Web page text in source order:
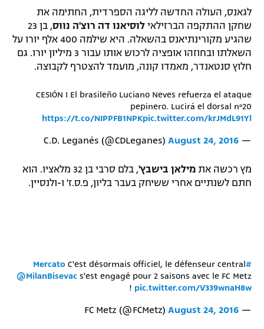
לגאנס, העולה החדשה לליגה הספרדית, החתימה את
שחקן ההתקפה הברזילאי לוסיאנו דה רוצ'ה נווס
, בן 23
שהגיע מקורינתיאנס בהשאלה. היא שילמה 400 אלף יורו על
השאלתו ובחוזהו אופציה לרכוש אותו עבור 3 מיליון יורו. גם
חלוץ סנטאנדר, מאמדו קונה, מועמד להצטרף לקבוצה.
CESIÓN I El brasileño Luciano Neves refuerza el ataque
pepinero. Lucirá el dorsal nº20
https://t.co/NIPPFB1NPKpic.twitter.com/krJMdL91Yl
— C.D. Leganés (@CDLeganes)
August 24, 2016
מץ רכשה את מילאן בישבץ'
, בלם סרבי בן 32 מלאציו. הוא
חתם לשנתיים אחרי ששיחק בעבר בליון, פ.ס.ז' ו-ולנסיין.
#Mercato
C'est désormais officiel, le défenseur central
@MilanBisevac s'est engagé pour 2 saisons avec le FC Metz
! pic.twitter.com/V339wnaH8w
— FC Metz (@FCMetz)
August 24, 2016